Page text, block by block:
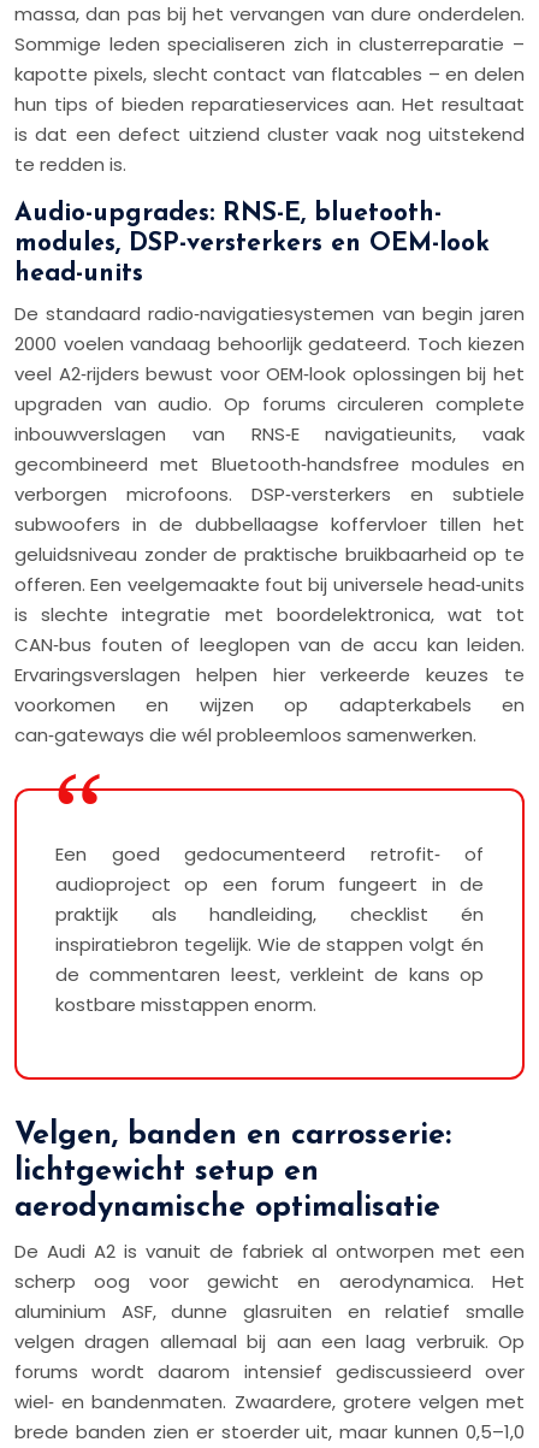
massa, dan pas bij het vervangen van dure onderdelen.
Sommige leden specialiseren zich in clusterreparatie –
kapotte pixels, slecht contact van flatcables – en delen
hun tips of bieden reparatieservices aan. Het resultaat
is dat een defect uitziend cluster vaak nog uitstekend
te redden is.
Audio-upgrades: RNS-E, bluetooth-
modules, DSP-versterkers en OEM-look
head-units
De standaard radio‑navigatiesystemen van begin jaren
2000 voelen vandaag behoorlijk gedateerd. Toch kiezen
veel A2‑rijders bewust voor OEM‑look oplossingen bij het
upgraden van audio. Op forums circuleren complete
inbouwverslagen van RNS‑E navigatieunits, vaak
gecombineerd met Bluetooth‑handsfree modules en
verborgen microfoons. DSP‑versterkers en subtiele
subwoofers in de dubbellaagse koffervloer tillen het
geluidsniveau zonder de praktische bruikbaarheid op te
offeren. Een veelgemaakte fout bij universele head‑units
is slechte integratie met boordelektronica, wat tot
CAN‑bus fouten of leeglopen van de accu kan leiden.
Ervaringsverslagen helpen hier verkeerde keuzes te
voorkomen en wijzen op adapterkabels en
can‑gateways die wél probleemloos samenwerken.
Een goed gedocumenteerd retrofit‑ of
audioproject op een forum fungeert in de
praktijk als handleiding, checklist én
inspiratiebron tegelijk. Wie de stappen volgt én
de commentaren leest, verkleint de kans op
kostbare misstappen enorm.
Velgen, banden en carrosserie:
lichtgewicht setup en
aerodynamische optimalisatie
De Audi A2 is vanuit de fabriek al ontworpen met een
scherp oog voor gewicht en aerodynamica. Het
aluminium ASF, dunne glasruiten en relatief smalle
velgen dragen allemaal bij aan een laag verbruik. Op
forums wordt daarom intensief gediscussieerd over
wiel‑ en bandenmaten. Zwaardere, grotere velgen met
brede banden zien er stoerder uit, maar kunnen 0,5–1,0